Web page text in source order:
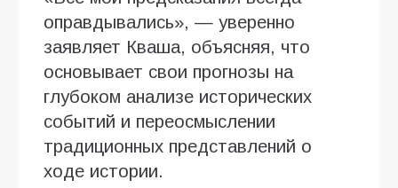
оправдывались», — уверенно
заявляет Кваша, объясняя, что
основывает свои прогнозы на
глубоком анализе исторических
событий и переосмыслении
традиционных представлений о
ходе истории.